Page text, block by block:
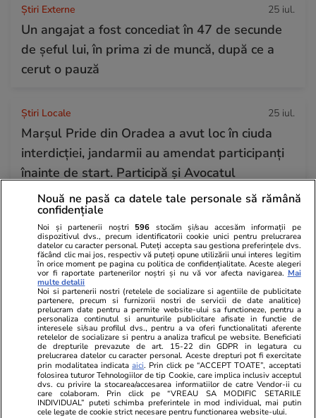
Știri Externe 25 iul.
Un angajat a fost concediat în 47 de secunde
de șeful lui, în prima zi de muncă, după ce a
cerut o pauză
Știri Locale 25 iul.
Marșul Pride din Oradea a avut loc în ciuda
interdicției, jandarmii au amendat participanți
înainte de start. Participă și Avocatul
Poporului
Citește mai multe
TRENDING
Politică 25 iul.
Mutarea prin care AUR, S.O.S. și POT au făcut
front comun în opoziție împotriva legii care
permite Armatei să doboare dronele
neautorizate. CCR a tranșat definitiv disputa
Nouă ne pasă ca datele tale personale să rămână
confidențiale
Noi și partenerii noștri 596 stocăm și/sau accesăm informații pe
dispozitivul dvs., precum identificatorii cookie unici pentru prelucrarea
datelor cu caracter personal. Puteți accepta sau gestiona preferințele dvs.
făcând clic mai jos, respectiv vă puteți opune utilizării unui interes legitim
în orice moment pe pagina cu politica de confidențialitate. Aceste alegeri
vor fi raportate partenerilor noștri și nu vă vor afecta navigarea. Mai
multe detalii
Noi si partenerii nostri (retelele de socializare si agentiile de publicitate
partenere, precum si furnizorii nostri de servicii de date analitice)
prelucram date pentru a permite website-ului sa functioneze, pentru a
personaliza continutul si anunturile publicitare afisate in functie de
interesele si/sau profilul dvs., pentru a va oferi functionalitati aferente
retelelor de socializare si pentru a analiza traficul pe website. Beneficiati
de drepturile prevazute de art. 15-22 din GDPR in legatura cu
prelucrarea datelor cu caracter personal. Aceste drepturi pot fi exercitate
prin modalitatea indicataaici. Prin click pe “ACCEPT TOATE”, acceptati
folosirea tuturor Tehnologiilor de tip Cookie, care implica inclusiv acceptul
dvs. cu privire la stocarea/accesarea informatiilor de catre Vendor-ii cu
care colaboram. Prin click pe “VREAU SA MODIFIC SETARILE
INDIVIDUAL” puteti schimba preferintele in mod individual, mai putin
cele legate de cookie strict necesare pentru functionarea website-ului.